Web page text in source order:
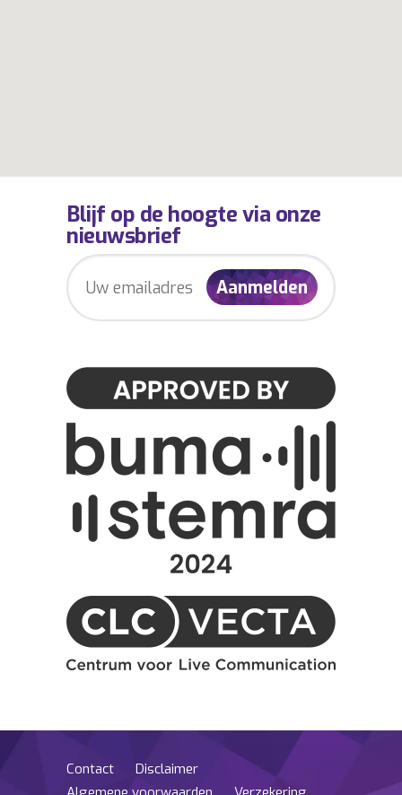
Blijf op de hoogte via onze
nieuwsbrief
Contact
Disclaimer